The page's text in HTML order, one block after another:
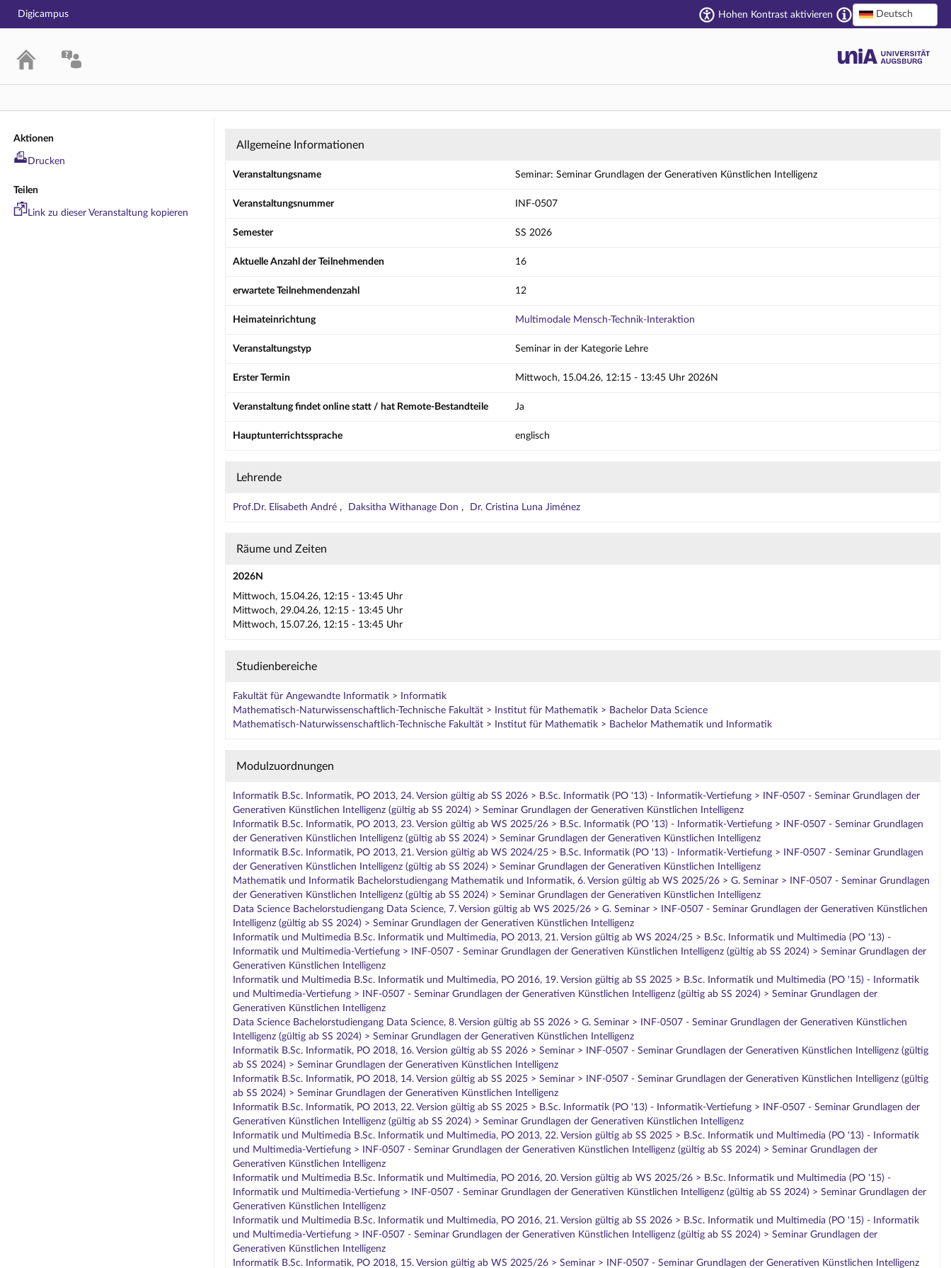
Hauptnavigation
Digicampus Hohen Kontrast aktivieren Deutsch
Aktionen
Drucken
Teilen
Link zu dieser Veranstaltung kopieren
Seminar: Seminar Grundlagen der Generativen Künstlichen Intelligenz - Details
Allgemeine Informationen
Veranstaltungsname Seminar: Seminar Grundlagen der Generativen Künstlichen Intelligenz
Veranstaltungsnummer INF-0507
Semester SS 2026
Aktuelle Anzahl der Teilnehmenden 16
erwartete Teilnehmendenzahl 12
Heimateinrichtung Multimodale Mensch-Technik-Interaktion
Veranstaltungstyp Seminar in der Kategorie Lehre
Erster Termin Mittwoch, 15.04.26, 12:15 - 13:45 Uhr 2026N
Veranstaltung findet online statt / hat Remote-Bestandteile Ja
Hauptunterrichtssprache englisch
Lehrende
Prof.Dr. Elisabeth André Daksitha Withanage Don Dr. Cristina Luna Jiménez
Räume und Zeiten
2026N
Mittwoch, 15.04.26, 12:15 - 13:45 Uhr
Mittwoch, 29.04.26, 12:15 - 13:45 Uhr
Mittwoch, 15.07.26, 12:15 - 13:45 Uhr
Studienbereiche
Fakultät für Angewandte Informatik > Informatik
Mathematisch-Naturwissenschaftlich-Technische Fakultät > Institut für Mathematik > Bachelor Data Science
Mathematisch-Naturwissenschaftlich-Technische Fakultät > Institut für Mathematik > Bachelor Mathematik und Informatik
Modulzuordnungen
Informatik B.Sc. Informatik, PO 2013, 24. Version gültig ab SS 2026 > B.Sc. Informatik (PO '13) - Informatik-Vertiefung > INF-0507 - Seminar Grundlagen der
Generativen Künstlichen Intelligenz (gültig ab SS 2024) > Seminar Grundlagen der Generativen Künstlichen Intelligenz
Informatik B.Sc. Informatik, PO 2013, 23. Version gültig ab WS 2025/26 > B.Sc. Informatik (PO '13) - Informatik-Vertiefung > INF-0507 - Seminar Grundlagen
der Generativen Künstlichen Intelligenz (gültig ab SS 2024) > Seminar Grundlagen der Generativen Künstlichen Intelligenz
Informatik B.Sc. Informatik, PO 2013, 21. Version gültig ab WS 2024/25 > B.Sc. Informatik (PO '13) - Informatik-Vertiefung > INF-0507 - Seminar Grundlagen
der Generativen Künstlichen Intelligenz (gültig ab SS 2024) > Seminar Grundlagen der Generativen Künstlichen Intelligenz
Mathematik und Informatik Bachelorstudiengang Mathematik und Informatik, 6. Version gültig ab WS 2025/26 > G. Seminar > INF-0507 - Seminar Grundlagen
der Generativen Künstlichen Intelligenz (gültig ab SS 2024) > Seminar Grundlagen der Generativen Künstlichen Intelligenz
Data Science Bachelorstudiengang Data Science, 7. Version gültig ab WS 2025/26 > G. Seminar > INF-0507 - Seminar Grundlagen der Generativen Künstlichen
Intelligenz (gültig ab SS 2024) > Seminar Grundlagen der Generativen Künstlichen Intelligenz
Informatik und Multimedia B.Sc. Informatik und Multimedia, PO 2013, 21. Version gültig ab WS 2024/25 > B.Sc. Informatik und Multimedia (PO '13) -
Informatik und Multimedia-Vertiefung > INF-0507 - Seminar Grundlagen der Generativen Künstlichen Intelligenz (gültig ab SS 2024) > Seminar Grundlagen der
Generativen Künstlichen Intelligenz
Informatik und Multimedia B.Sc. Informatik und Multimedia, PO 2016, 19. Version gültig ab SS 2025 > B.Sc. Informatik und Multimedia (PO '15) - Informatik
und Multimedia-Vertiefung > INF-0507 - Seminar Grundlagen der Generativen Künstlichen Intelligenz (gültig ab SS 2024) > Seminar Grundlagen der
Generativen Künstlichen Intelligenz
Data Science Bachelorstudiengang Data Science, 8. Version gültig ab SS 2026 > G. Seminar > INF-0507 - Seminar Grundlagen der Generativen Künstlichen
Intelligenz (gültig ab SS 2024) > Seminar Grundlagen der Generativen Künstlichen Intelligenz
Informatik B.Sc. Informatik, PO 2018, 16. Version gültig ab SS 2026 > Seminar > INF-0507 - Seminar Grundlagen der Generativen Künstlichen Intelligenz (gültig
ab SS 2024) > Seminar Grundlagen der Generativen Künstlichen Intelligenz
Informatik B.Sc. Informatik, PO 2018, 14. Version gültig ab SS 2025 > Seminar > INF-0507 - Seminar Grundlagen der Generativen Künstlichen Intelligenz (gültig
ab SS 2024) > Seminar Grundlagen der Generativen Künstlichen Intelligenz
Informatik B.Sc. Informatik, PO 2013, 22. Version gültig ab SS 2025 > B.Sc. Informatik (PO '13) - Informatik-Vertiefung > INF-0507 - Seminar Grundlagen der
Generativen Künstlichen Intelligenz (gültig ab SS 2024) > Seminar Grundlagen der Generativen Künstlichen Intelligenz
Informatik und Multimedia B.Sc. Informatik und Multimedia, PO 2013, 22. Version gültig ab SS 2025 > B.Sc. Informatik und Multimedia (PO '13) - Informatik
und Multimedia-Vertiefung > INF-0507 - Seminar Grundlagen der Generativen Künstlichen Intelligenz (gültig ab SS 2024) > Seminar Grundlagen der
Generativen Künstlichen Intelligenz
Informatik und Multimedia B.Sc. Informatik und Multimedia, PO 2016, 20. Version gültig ab WS 2025/26 > B.Sc. Informatik und Multimedia (PO '15) -
Informatik und Multimedia-Vertiefung > INF-0507 - Seminar Grundlagen der Generativen Künstlichen Intelligenz (gültig ab SS 2024) > Seminar Grundlagen der
Generativen Künstlichen Intelligenz
Informatik und Multimedia B.Sc. Informatik und Multimedia, PO 2016, 21. Version gültig ab SS 2026 > B.Sc. Informatik und Multimedia (PO '15) - Informatik
und Multimedia-Vertiefung > INF-0507 - Seminar Grundlagen der Generativen Künstlichen Intelligenz (gültig ab SS 2024) > Seminar Grundlagen der
Generativen Künstlichen Intelligenz
Informatik B.Sc. Informatik, PO 2018, 15. Version gültig ab WS 2025/26 > Seminar > INF-0507 - Seminar Grundlagen der Generativen Künstlichen Intelligenz